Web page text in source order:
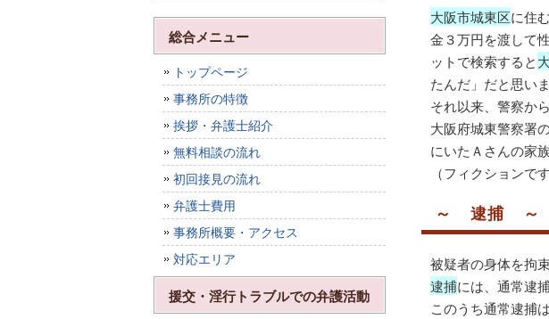
大阪市城東区に住
金３万円を渡して
ットで検索すると
たんだ」だと思い
それ以来、警察か
大阪府城東警察署
にいたＡさんの家
（フィクションで
～ 逮捕 ～
被疑者の身体を拘
逮捕には、通常逮
このうち通常逮捕
総合メニュー
トップページ
事務所の特徴
挨拶・弁護士紹介
無料相談の流れ
初回接見の流れ
弁護士費用
事務所概要・アクセス
対応エリア
援交・淫行トラブルでの弁護活動